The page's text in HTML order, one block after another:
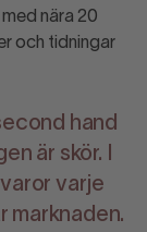
nära 20
och tidningar
hand
är skör. I
varje
marknaden.